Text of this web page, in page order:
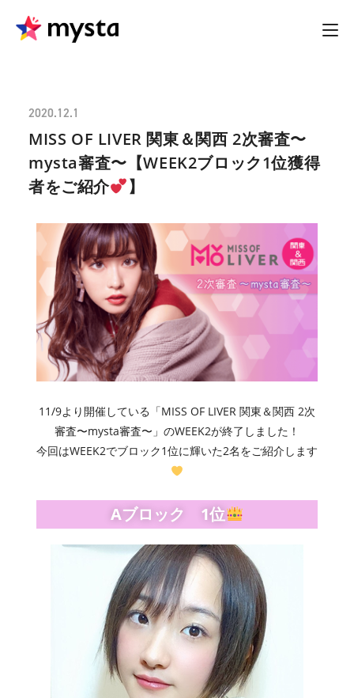
2020.12.1
MISS OF LIVER 関東＆関西 2次審査〜
mysta審査〜【WEEK2ブロック1位獲得
者をご紹介
】
11/9より開催している「MISS OF LIVER 関東＆関西 2次
審査〜mysta審査〜」のWEEK2が終了しました！
今回はWEEK2でブロック1位に輝いた2名をご紹介します
Aブロック 1位